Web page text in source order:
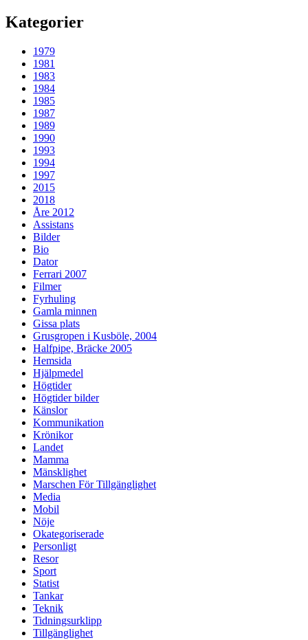
Kategorier
1979
1981
1983
1984
1985
1987
1989
1990
1993
1994
1997
2015
2018
Åre 2012
Assistans
Bilder
Bio
Dator
Ferrari 2007
Filmer
Fyrhuling
Gamla minnen
Gissa plats
Grusgropen i Kusböle, 2004
Halfpipe, Bräcke 2005
Hemsida
Hjälpmedel
Högtider
Högtider bilder
Känslor
Kommunikation
Krönikor
Landet
Mamma
Mänsklighet
Marschen För Tillgänglighet
Media
Mobil
Nöje
Okategoriserade
Personligt
Resor
Sport
Statist
Tankar
Teknik
Tidningsurklipp
Tillgänglighet